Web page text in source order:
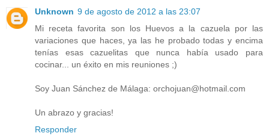
Unknown 9 de agosto de 2012 a las 23:07
Mi receta favorita son los Huevos a la cazuela por las
variaciones que haces, ya las he probado todas y encima
tenías esas cazuelitas que nunca había usado para
cocinar... un éxito en mis reuniones ;)
Soy Juan Sánchez de Málaga: orchojuan@hotmail.com
Un abrazo y gracias!
Responder